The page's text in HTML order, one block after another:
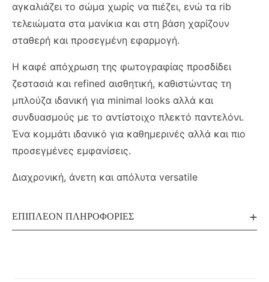
αγκαλιάζει το σώμα χωρίς να πιέζει, ενώ τα rib
τελειώματα στα μανίκια και στη βάση χαρίζουν
σταθερή και προσεγμένη εφαρμογή.
Η καφέ απόχρωση της φωτογραφίας προσδίδει
ζεστασιά και refined αισθητική, καθιστώντας τη
μπλούζα ιδανική για minimal looks αλλά και
συνδυασμούς με το αντίστοιχο πλεκτό παντελόνι.
Ένα κομμάτι ιδανικό για καθημερινές αλλά και πιο
προσεγμένες εμφανίσεις.
Διαχρονική, άνετη και απόλυτα versatile
ΕΠΙΠΛΈΟΝ ΠΛΗΡΟΦΟΡΊΕΣ